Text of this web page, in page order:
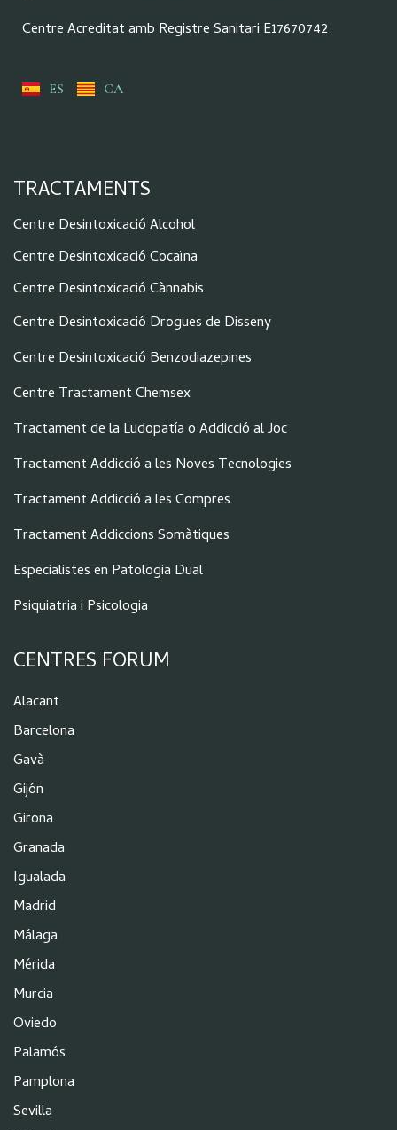
Centre Acreditat amb Registre Sanitari E17670742
ES CA
TRACTAMENTS
Centre Desintoxicació Alcohol
Centre Desintoxicació Cocaïna
Centre Desintoxicació Cànnabis
Centre Desintoxicació Drogues de Disseny
Centre Desintoxicació Benzodiazepines
Centre Tractament Chemsex
Tractament de la Ludopatía o Addicció al Joc
Tractament Addicció a les Noves Tecnologies
Tractament Addicció a les Compres
Tractament Addiccions Somàtiques
Especialistes en Patologia Dual
Psiquiatria i Psicologia
CENTRES FORUM
Alacant
Barcelona
Gavà
Gijón
Girona
Granada
Igualada
Madrid
Málaga
Mérida
Murcia
Oviedo
Palamós
Pamplona
Sevilla